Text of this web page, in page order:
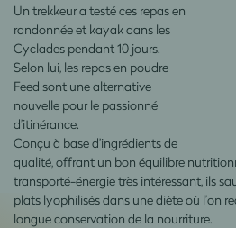
Un trekkeur a testé ces repas en
randonnée et kayak dans les
Cyclades pendant 10 jours.
Selon lui, les repas en poudre
Feed sont une alternative
nouvelle pour le passionné
d’itinérance.
Conçu à base d’ingrédients de
qualité, offrant un bon équilibre
transporté-énergie très intéressant, ils
plats lyophilisés dans une diète où l’on
longue conservation de la nourriture.